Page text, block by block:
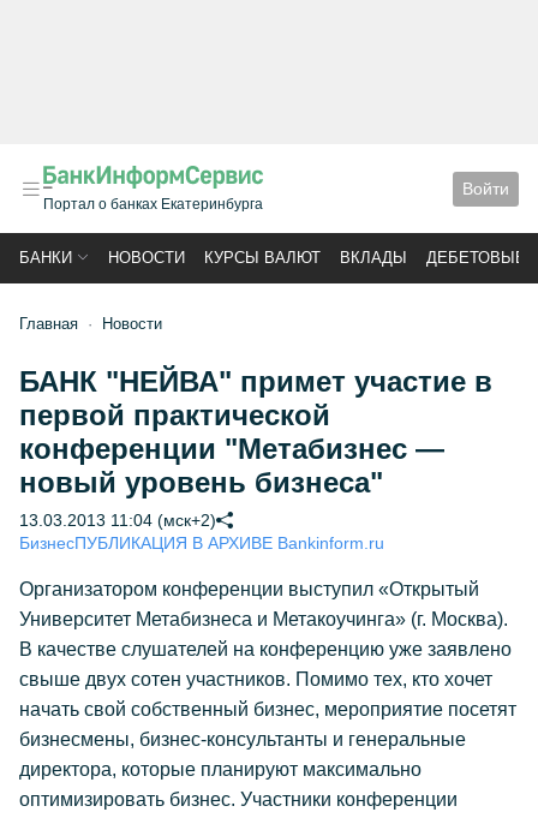
Портал о банках Екатеринбурга
Войти
БАНКИ НОВОСТИ КУРСЫ ВАЛЮТ ВКЛАДЫ ДЕБЕТОВЫЕ
Главная Новости
БАНК "НЕЙВА" примет участие в
первой практической
конференции "Метабизнес —
новый уровень бизнеса"
13.03.2013 11:04 (мск+2)
БизнесПУБЛИКАЦИЯ В АРХИВЕ Bankinform.ru
Организатором конференции выступил «Открытый
Университет Метабизнеса и Метакоучинга» (г. Москва).
В качестве слушателей на конференцию уже заявлено
свыше двух сотен участников. Помимо тех, кто хочет
начать свой собственный бизнес, мероприятие посетят
бизнесмены, бизнес-консультанты и генеральные
директора, которые планируют максимально
оптимизировать бизнес. Участники конференции